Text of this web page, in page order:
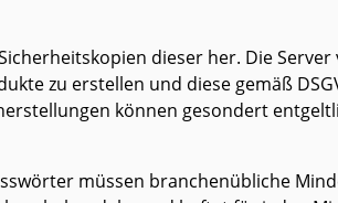
dieser her. Die
zu erstellen und diese gemäß
können gesondert
müssen branchenübliche